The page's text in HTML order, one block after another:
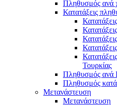
Πληθυσμός ανά
Κατατάξεις
Τουρκίας
Πληθυσμός ανά
Πληθυσμός
Μετανάστευση
Μετανάστευση